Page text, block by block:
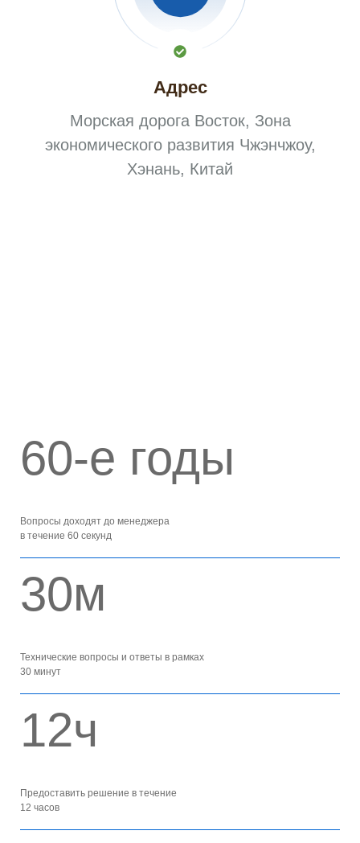
Адрес
Морская дорога Восток, Зона
экономического развития Чжэнчжоу,
Хэнань, Китай
60-е годы
Вопросы доходят до менеджера
в течение 60 секунд
30м
Технические вопросы и ответы в рамках
30 минут
12ч
Предоставить решение в течение
12 часов